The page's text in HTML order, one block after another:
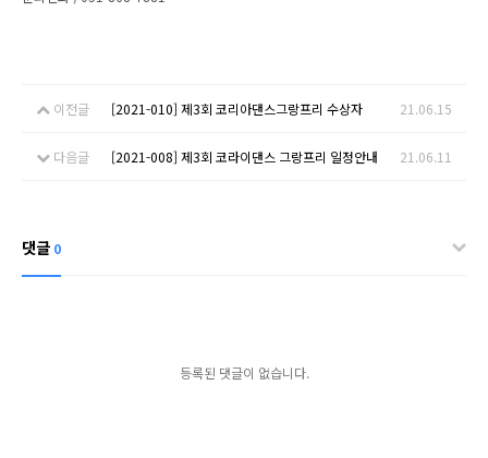
이전글 [2021-010] 제3회 코리아댄스그랑프리 수상자 21.06.15
다음글 [2021-008] 제3회 코라이댄스 그랑프리 일정안내 21.06.11
댓글 0
등록된 댓글이 없습니다.